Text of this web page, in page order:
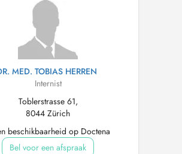
MED. TOBIAS HERREN
Internist
Toblerstrasse 61,
8044 Zürich
beschikbaarheid op Doctena
Bel voor een afspraak